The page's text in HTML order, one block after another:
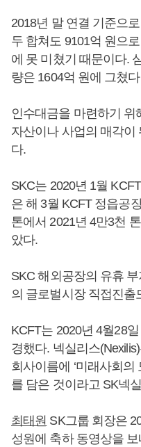
2018년 말 연결 기준으
두 합쳐도 9101억 원으
에 못 미쳤기 때문이다.
량은 1604억 원에 그쳤
인수대금을 마련하기
자산이나 사업의 매각이
다.
SKC는 2020년 1월
은 해 3월 KCFT 정읍공
톤에서 2021년 4만3천
았다.
SKC 해외공장의 유휴
의 글로벌시장 직접진출
KCFT는 2020년 4월28
경했다. 넥실리스
회사이름에 ‘미래사회의
를 담은 것이라고 SK넥
최태원 SK그룹 회장은
성원에 축하 동영상을